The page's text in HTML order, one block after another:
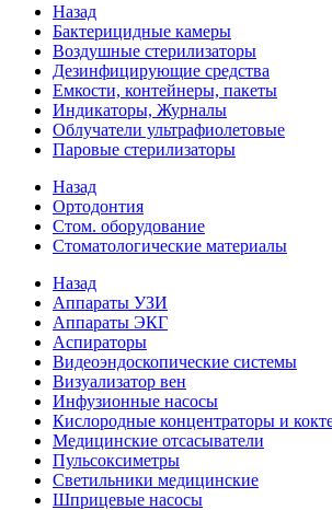
Назад
Бактерицидные камеры
Воздушные стерилизаторы
Дезинфицирующие средства
Емкости, контейнеры, пакеты
Индикаторы, Журналы
Облучатели ультрафиолетовые
Паровые стерилизаторы
Назад
Ортодонтия
Стом. оборудование
Стоматологические материалы
Назад
Аппараты УЗИ
Аппараты ЭКГ
Аспираторы
Видеоэндоскопические системы
Визуализатор вен
Инфузионные насосы
Кислородные концентраторы и
Медицинские отсасыватели
Пульсоксиметры
Светильники медицинские
Шприцевые насосы